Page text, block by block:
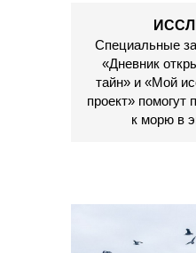
Специальные
«Дневник
тайн» и «Мой
проект» помогут
к морю в